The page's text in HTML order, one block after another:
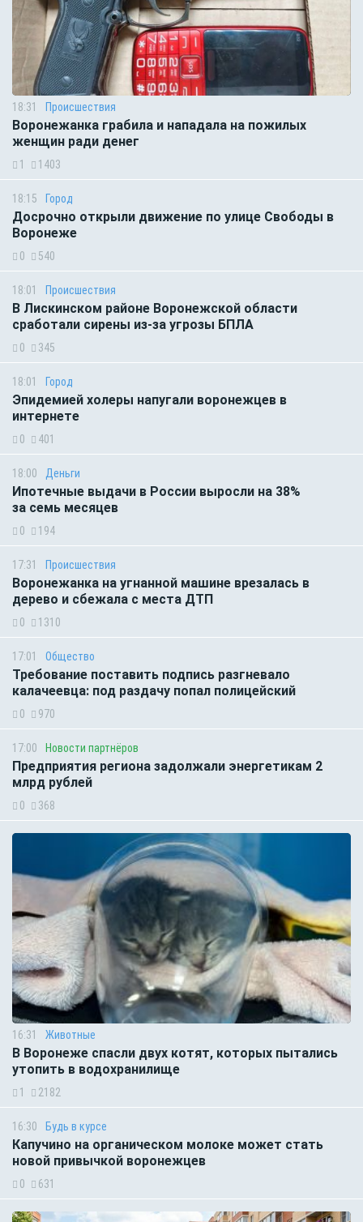
18:31 Происшествия
Воронежанка грабила и нападала на пожилых
женщин ради денег
1 1403
18:15 Город
Досрочно открыли движение по улице Свободы в
Воронеже
0 540
18:01 Происшествия
В Лискинском районе Воронежской области
сработали сирены из-за угрозы БПЛА
0 345
18:01 Город
Эпидемией холеры напугали воронежцев в
интернете
0 401
18:00 Деньги
Ипотечные выдачи в России выросли на 38%
за семь месяцев
0 194
17:31 Происшествия
Воронежанка на угнанной машине врезалась в
дерево и сбежала с места ДТП
0 1310
17:01 Общество
Требование поставить подпись разгневало
калачеевца: под раздачу попал полицейский
0 970
17:00 Новости партнёров
Предприятия региона задолжали энергетикам 2
млрд рублей
0 368
16:31 Животные
В Воронеже спасли двух котят, которых пытались
утопить в водохранилище
1 2182
16:30 Будь в курсе
Капучино на органическом молоке может стать
новой привычкой воронежцев
0 631